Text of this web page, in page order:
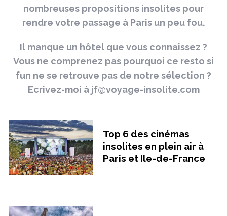
nombreuses propositions insolites pour
rendre votre passage à Paris un peu fou.
Il manque un hôtel que vous connaissez ?
Vous ne comprenez pas pourquoi ce resto si
fun ne se retrouve pas de notre sélection ?
Ecrivez-moi à jf@voyage-insolite.com
Top 6 des cinémas
insolites en plein air à
Paris et Ile-de-France